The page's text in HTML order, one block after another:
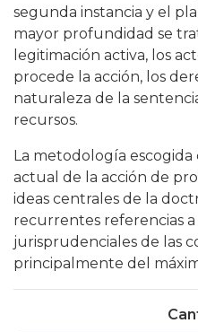
segunda instancia y el
mayor profundidad se
legitimación activa, los
procede la acción, los
naturaleza de la
recursos.
La metodología escogida
actual de la acción de
ideas centrales de la
recurrentes referencias
jurisprudenciales de las
principalmente del